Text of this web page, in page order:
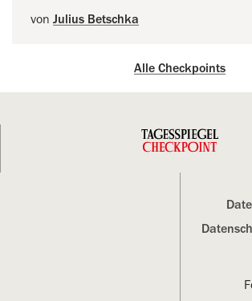
von Julius Betschka
Alle Checkpoints